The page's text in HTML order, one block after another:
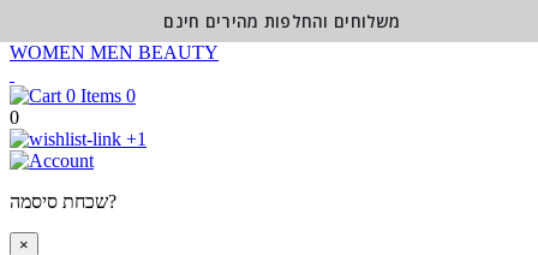
WOMEN MEN BEAUTY
0
0
+1
שכחת סיסמה?
×
משלוחים והחלפות מהירים חינם